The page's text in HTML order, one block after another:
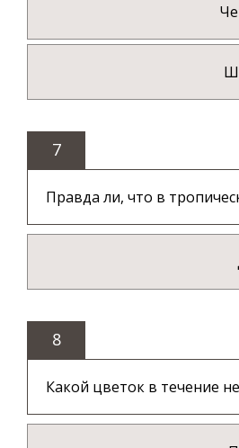
7
Правда ли, что в
8
Какой цветок в течение